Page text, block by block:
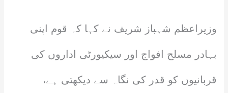
وزیراعظم شہباز شریف نے کہا کہ قوم اپنی
بہادر مسلح افواج اور سیکیورٹی اداروں کی
قربانیوں کو قدر کی نگاہ سے دیکھتی ہے،